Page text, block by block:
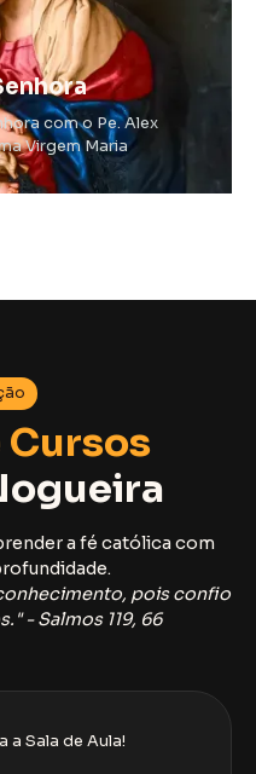
com o Pe. Alex
Virgem Maria
a fé católica com
pois confio
- Salmos 119, 66
a Sala de Aula!